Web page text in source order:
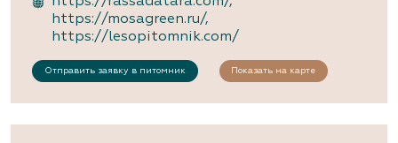
https://mosagreen.ru/,
https://lesopitomnik.com/
Отправить заявку в питомник Показать на карте